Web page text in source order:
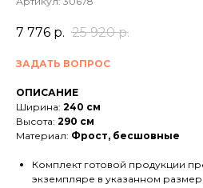
7 776 р. 25 920 р.
ЗАДАТЬ ВОПРОС
ОПИСАНИЕ
Ширина: 240 см
Высота: 290 см
Материал: Фрост, бесшовные
Комплект готовой продукции
экземпляре в указанном